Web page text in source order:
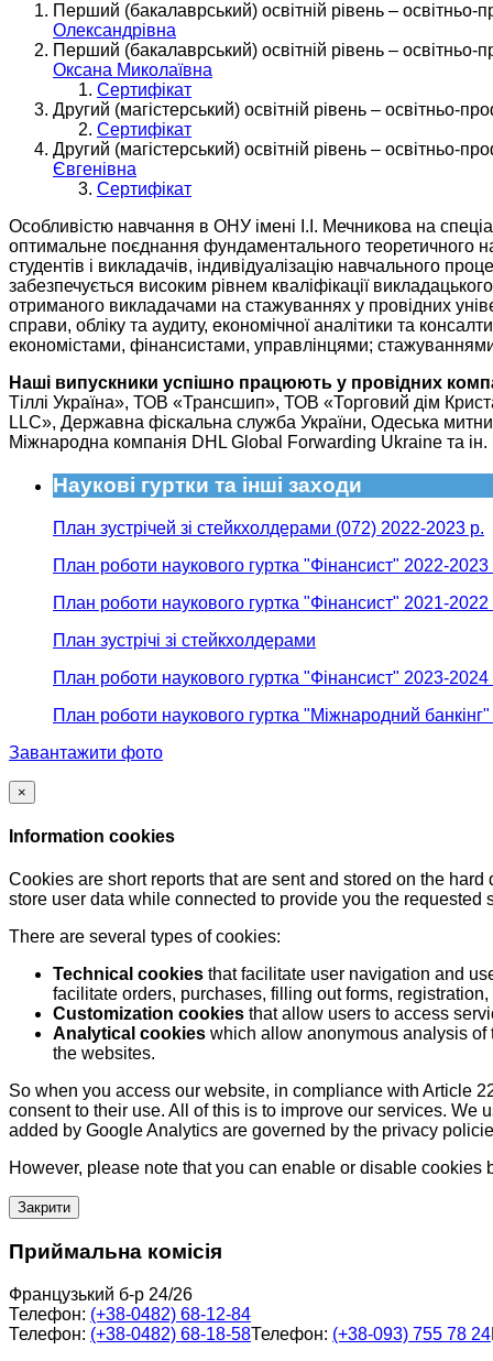
Перший (бакалаврський) освітній рівень –
Олександрівна
Перший (бакалаврський) освітній рівень –
Оксана Миколаївна
Сертифікат
Другий (магістерський) освітній рівень – освітньо-
Сертифікат
Другий (магістерський) освітній рівень – освітньо-
Євгенівна
Сертифікат
Особливістю навчання в ОНУ імені І.І. Мечникова на
оптимальне поєднання фундаментального теоретичного
студентів і викладачів, індивідуалізацію навчального
забезпечується високим рівнем кваліфікації
отриманого викладачами на стажуваннях у провідних
справи, обліку та аудиту, економічної аналітики та
економістами, фінансистами, управлінцями;
Наші випускники успішно працюють у провідних
Тіллі Україна», ТОВ «Трансшип», ТОВ «Торговий дім
LLC», Державна фіскальна служба України, Одеська
Міжнародна компанія DHL Global Forwarding Ukraine та ін.
Наукові гуртки та інші заходи
План зустрічей зі стейкхолдерами (072) 2022-2023 р.
План роботи наукового гуртка "Фінансист" 2022-2023
План роботи наукового гуртка "Фінансист" 2021-2022
План зустрічі зі стейкхолдерами
План роботи наукового гуртка "Фінансист" 2023-2024
План роботи наукового гуртка "Міжнародний
Завантажити фото
×
Information cookies
Cookies are short reports that are sent and stored on the
store user data while connected to provide you the
There are several types of cookies:
Technical cookies that facilitate user navigation and
facilitate orders, purchases, filling out forms,
Customization cookies that allow users to access
Analytical cookies which allow anonymous analysis
the websites.
So when you access our website, in compliance with Article
consent to their use. All of this is to improve our services.
added by Google Analytics are governed by the privacy
However, please note that you can enable or disable cookies
Закрити
Приймальна комісія
Французький б-р 24/26
Телефон: (+38-0482) 68-12-84
Телефон: (+38-0482) 68-18-58Телефон: (+38-093) 755 78 24